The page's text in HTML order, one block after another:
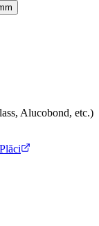
Alucobond, etc.)